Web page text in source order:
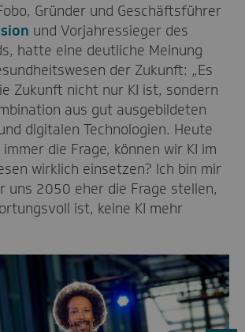
Gründer und Geschäftsführer
und Vorjahressieger des
hatte eine deutliche Meinung
der Zukunft: „Es
Zukunft nicht nur KI ist, sondern
aus gut ausgebildeten
digitalen Technologien. Heute
die Frage, können wir KI im
wirklich einsetzen? Ich bin mir
uns 2050 eher die Frage stellen,
ist, keine KI mehr